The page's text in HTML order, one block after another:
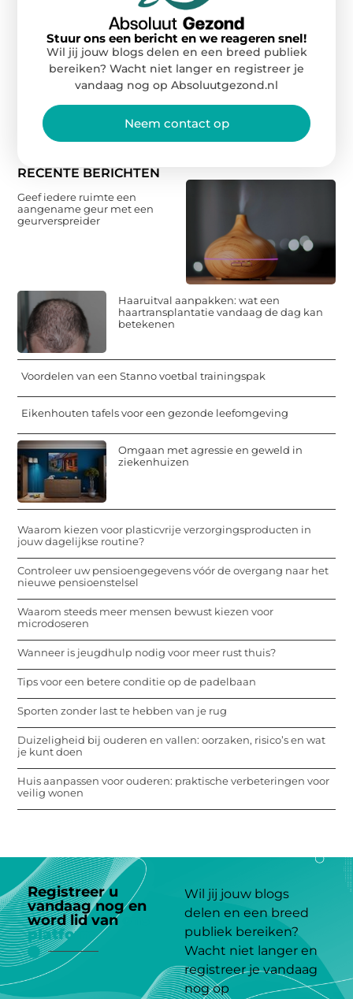
RECENTE BERICHTEN
Geef iedere ruimte een
aangename geur met een
geurverspreider
Haaruitval aanpakken: wat een
haartransplantatie vandaag de dag kan
betekenen
Voordelen van een Stanno voetbal trainingspak
Eikenhouten tafels voor een gezonde leefomgeving
Omgaan met agressie en geweld in
ziekenhuizen
Waarom kiezen voor plasticvrije verzorgingsproducten in
jouw dagelijkse routine?
Controleer uw pensioengegevens vóór de overgang naar het
nieuwe pensioenstelsel
Waarom steeds meer mensen bewust kiezen voor
microdoseren
Wanneer is jeugdhulp nodig voor meer rust thuis?
Tips voor een betere conditie op de padelbaan
Sporten zonder last te hebben van je rug
Duizeligheid bij ouderen en vallen: oorzaken, risico’s en wat
je kunt doen
Huis aanpassen voor ouderen: praktische verbeteringen voor
veilig wonen
Stuur ons een bericht en we reageren snel!
Wil jij jouw blogs delen en een breed publiek
bereiken? Wacht niet langer en registreer je
vandaag nog op Absoluutgezond.nl
Neem contact op
Registreer u
vandaag nog en
word lid van
platform
Wil jij jouw blogs
delen en een breed
publiek bereiken?
Wacht niet langer en
registreer je vandaag
nog op